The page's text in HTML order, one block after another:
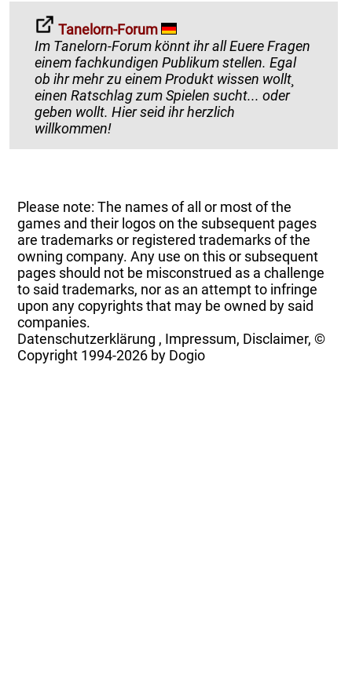
Tanelorn-Forum
Im Tanelorn-Forum könnt ihr all Euere Fragen
einem fachkundigen Publikum stellen. Egal
ob ihr mehr zu einem Produkt wissen wollt¸
einen Ratschlag zum Spielen sucht... oder
geben wollt. Hier seid ihr herzlich
willkommen!
Please note: The names of all or most of the
games and their logos on the subsequent pages
are trademarks or registered trademarks of the
owning company. Any use on this or subsequent
pages should not be misconstrued as a challenge
to said trademarks, nor as an attempt to infringe
upon any copyrights that may be owned by said
companies.
Datenschutzerklärung , Impressum, Disclaimer, ©
Copyright 1994-2026 by Dogio